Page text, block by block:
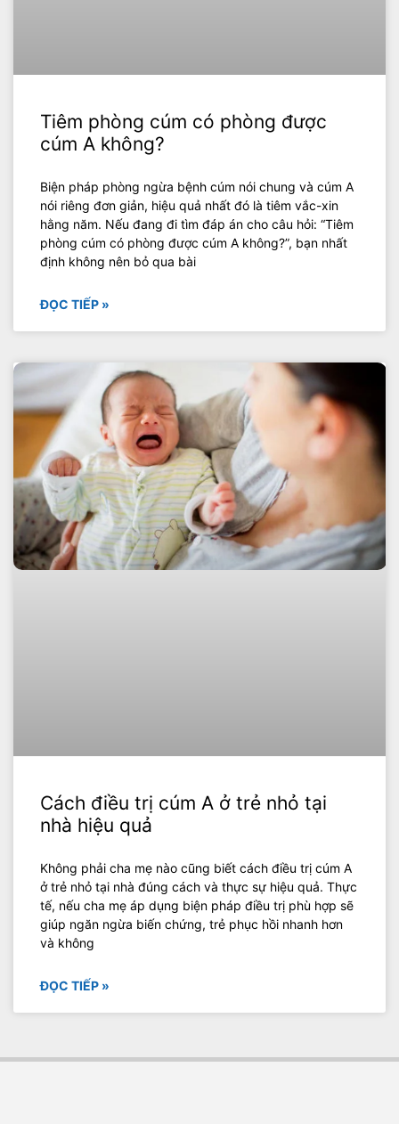
Tiêm phòng cúm có phòng được
cúm A không?
Biện pháp phòng ngừa bệnh cúm nói chung và cúm A
nói riêng đơn giản, hiệu quả nhất đó là tiêm vắc-xin
hằng năm. Nếu đang đi tìm đáp án cho câu hỏi: “Tiêm
phòng cúm có phòng được cúm A không?”, bạn nhất
định không nên bỏ qua bài
ĐỌC TIẾP »
Cách điều trị cúm A ở trẻ nhỏ tại
nhà hiệu quả
Không phải cha mẹ nào cũng biết cách điều trị cúm A
ở trẻ nhỏ tại nhà đúng cách và thực sự hiệu quả. Thực
tế, nếu cha mẹ áp dụng biện pháp điều trị phù hợp sẽ
giúp ngăn ngừa biến chứng, trẻ phục hồi nhanh hơn
và không
ĐỌC TIẾP »